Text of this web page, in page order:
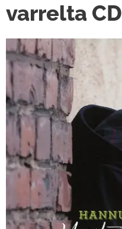
varrelta CD